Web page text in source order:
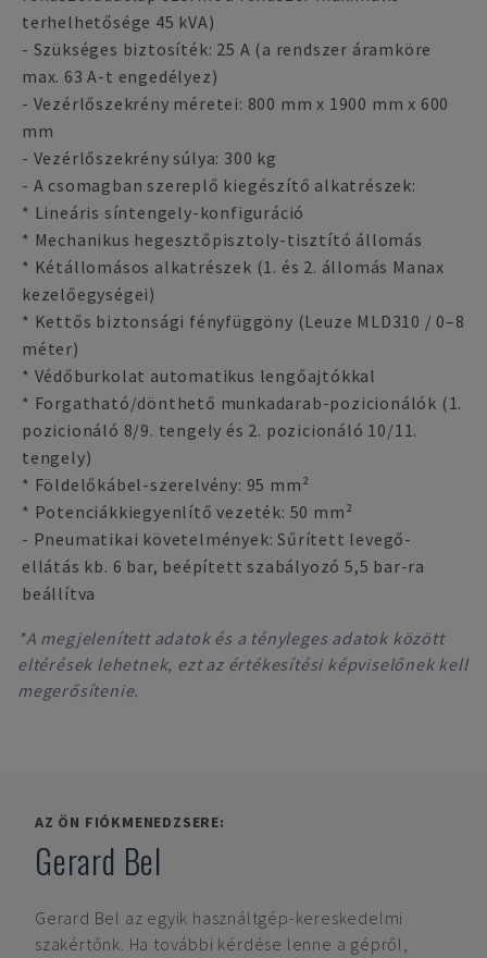
terhelhetősége 45 kVA)
- Szükséges biztosíték: 25 A (a rendszer áramköre
max. 63 A-t engedélyez)
- Vezérlőszekrény méretei: 800 mm x 1900 mm x 600
mm
- Vezérlőszekrény súlya: 300 kg
- A csomagban szereplő kiegészítő alkatrészek:
* Lineáris síntengely-konfiguráció
* Mechanikus hegesztőpisztoly-tisztító állomás
* Kétállomásos alkatrészek (1. és 2. állomás Manax
kezelőegységei)
* Kettős biztonsági fényfüggöny (Leuze MLD310 / 0–8
méter)
* Védőburkolat automatikus lengőajtókkal
* Forgatható/dönthető munkadarab-pozicionálók (1.
pozicionáló 8/9. tengely és 2. pozicionáló 10/11.
tengely)
* Földelőkábel-szerelvény: 95 mm²
* Potenciákkiegyenlítő vezeték: 50 mm²
- Pneumatikai követelmények: Sűrített levegő-
ellátás kb. 6 bar, beépített szabályozó 5,5 bar-ra
beállítva
*A megjelenített adatok és a tényleges adatok között
eltérések lehetnek, ezt az értékesítési képviselőnek kell
megerősítenie.
AZ ÖN FIÓKMENEDZSERE:
Gerard Bel
Gerard Bel az egyik használtgép-kereskedelmi
szakértőnk. Ha további kérdése lenne a gépről,